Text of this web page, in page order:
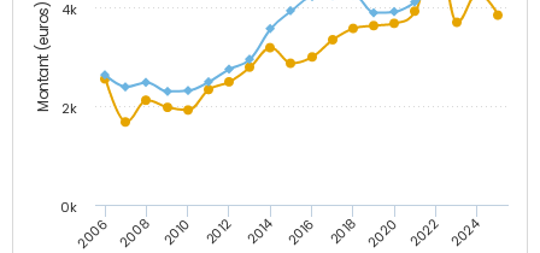
Montant (euros)
2006 2008 2010 2012 2014 2016 2018 2020 2022 2024
0k
2k
4k